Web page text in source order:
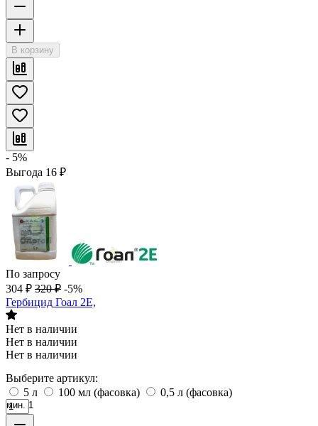
В корзину
- 5%
Выгода 16 ₽
По запросу
304 ₽ 320 ₽ -5%
Гербицид Гоал 2Е,
Нет в наличии
Нет в наличии
Нет в наличии
Выберите артикул:
5 л
100 мл (фасовка) 0,5 л (фасовка)
мин. 1